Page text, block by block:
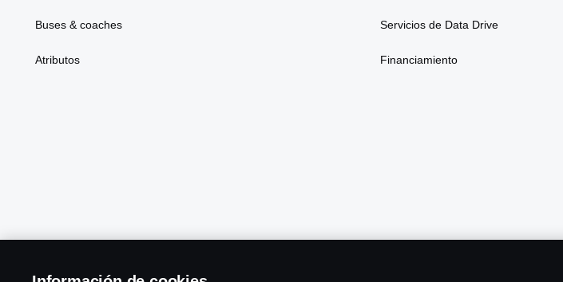
Buses & coaches
Atributos
Servicios de Data Drive
Financiamiento
Scania in Your Region: PERÚ